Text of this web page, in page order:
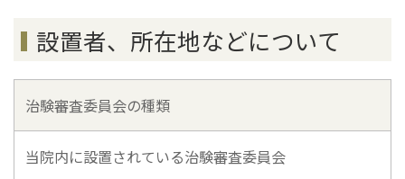
設置者、所在地などについて
治験審査委員会の種類
当院内に設置されている治験審査委員会